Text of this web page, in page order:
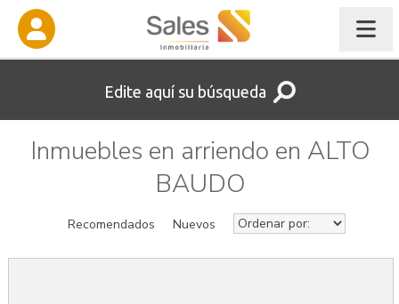
Edite aquí su búsqueda
Inmuebles en arriendo en ALTO
BAUDO
Recomendados Nuevos